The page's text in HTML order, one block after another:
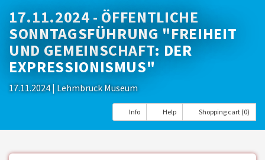
17.11.2024 - ÖFFENTLICHE
SONNTAGSFÜHRUNG "FREIHEIT
UND GEMEINSCHAFT: DER
EXPRESSIONISMUS"
17.11.2024| Lehmbruck Museum
Info Help Shopping cart (0)